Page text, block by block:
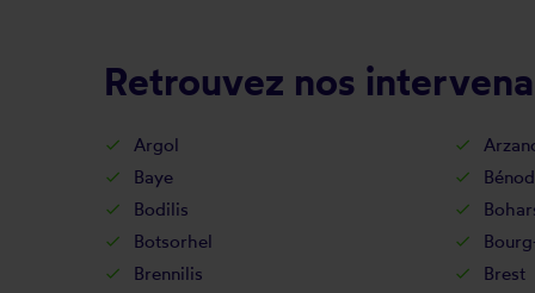
Retrouvez nos
Argol
Baye
Bodilis
Botsorhel
Brennilis
Brest